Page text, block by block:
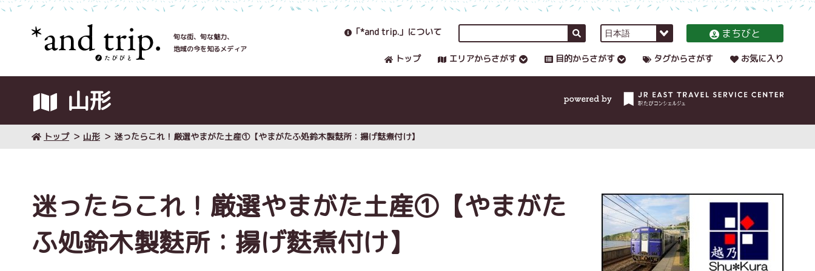
旬な街、旬な魅力、
地域の今を知るメディア
「*and trip.」について まちびと
トップ エリアからさがす 目的からさがす タグからさがす お気に入り
山形
トップ 山形 迷ったらこれ！厳選やまがた土産①【やまがたふ処鈴木製麩所：揚げ麩煮付け】
迷ったらこれ！厳選やまがた土産①【やまがた
ふ処鈴木製麩所：揚げ麩煮付け】